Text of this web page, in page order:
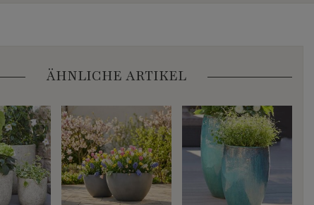
ÄHNLICHE ARTIKEL